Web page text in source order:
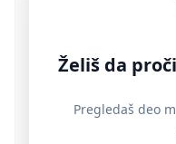
Želiš da
Pregledaš deo